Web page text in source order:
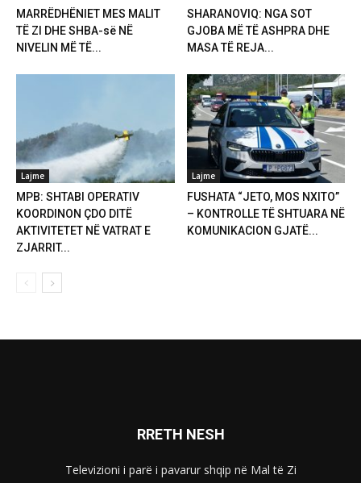
MARRËDHËNIET MES MALIT
TË ZI DHE SHBA-së NË
NIVELIN MË TË...
SHARANOVIQ: NGA SOT
GJOBA MË TË ASHPRA DHE
MASA TË REJA...
Lajme
MPB: SHTABI OPERATIV
KOORDINON ÇDO DITË
AKTIVITETET NË VATRAT E
ZJARRIT...
Lajme
FUSHATA “JETO, MOS NXITO”
– KONTROLLE TË SHTUARA NË
KOMUNIKACION GJATË...
RRETH NESH
Televizioni i parë i pavarur shqip në Mal të Zi